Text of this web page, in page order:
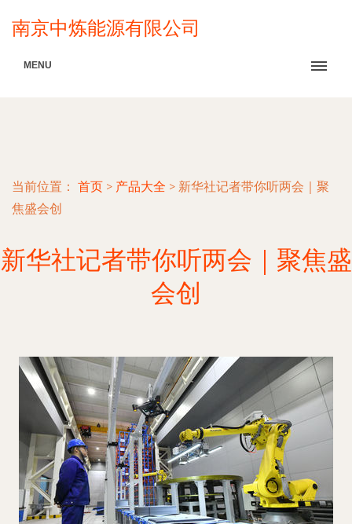
南京中炼能源有限公司
MENU
当前位置： 首页 > 产品大全 > 新华社记者带你听两会｜聚
焦盛会创
新华社记者带你听两会｜聚焦盛
会创